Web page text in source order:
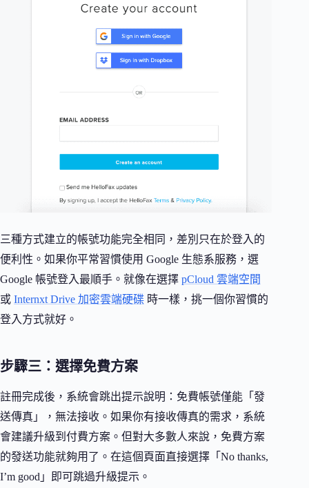
三種方式建立的帳號功能完全相同，差別只在於登入的
便利性。如果你平常習慣使用 Google 生態系服務，選
Google 帳號登入最順手。就像在選擇 pCloud 雲端空間
或 Internxt Drive 加密雲端硬碟 時一樣，挑一個你習慣的
登入方式就好。
步驟三：選擇免費方案
註冊完成後，系統會跳出提示說明：免費帳號僅能「發
送傳真」，無法接收。如果你有接收傳真的需求，系統
會建議升級到付費方案。但對大多數人來說，免費方案
的發送功能就夠用了。在這個頁面直接選擇「No thanks,
I’m good」即可跳過升級提示。